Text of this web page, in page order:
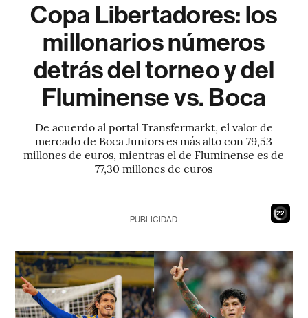
Copa Libertadores: los
millonarios números
detrás del torneo y del
Fluminense vs. Boca
De acuerdo al portal Transfermarkt, el valor de
mercado de Boca Juniors es más alto con 79,53
millones de euros, mientras el de Fluminense es de
77,30 millones de euros
21
PUBLICIDAD